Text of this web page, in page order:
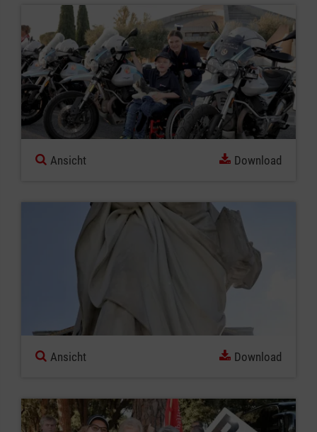
Ansicht Download
Ansicht Download